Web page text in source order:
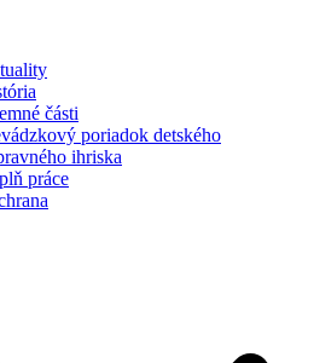
části
poriadok detského
ihriska
práce